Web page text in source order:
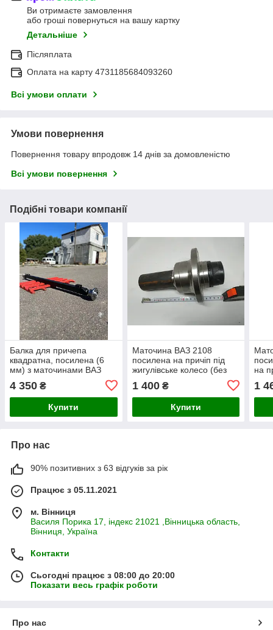
Ви отримаєте замовлення
або гроші повернуться на вашу картку
Детальніше
Післяплата
Оплата на карту 4731185684093260
Всі умови оплати
Умови повернення
Повернення товару впродовж 14 днів за домовленістю
Всі умови повернення
Подібні товари компанії
Балка для причепа
квадратна, посилена (6
мм) з маточинами ВАЗ
колесо
4 350 ₴
Купити
Маточина ВАЗ 2108
посилена на причіп під
жигулівське колесо (без
1 400₴
Купити
на
1
Про нас
90% позитивних з 63 відгуків за рік
Працює з 05.11.2021
м. Вінниця
Василя Порика 17, індекс 21021 ,Вінницька область,
Вінниця, Україна
Контакти
Сьогодні працює з 08:00 до 20:00
Показати весь графік роботи
Про нас